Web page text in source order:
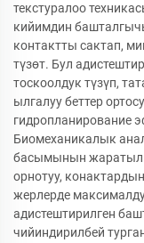
текстуралоо
кийимдин
контактты сактап,
түзөт. Бул
тоскоолдук түзүп,
ылгалуу беттер
гидропланирование
Биомеханикалык
басымынын
орнотуу,
жерлерде
адистештирилген
чийиндирилбей